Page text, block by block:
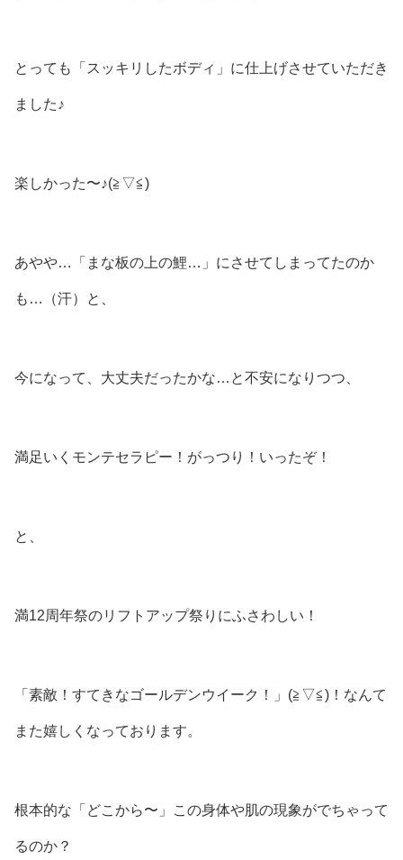
とっても「スッキリしたボディ」に仕上げさせていただき
ました♪
楽しかった〜♪(⁠≧⁠▽⁠≦⁠)
あやや…「まな板の上の鯉…」にさせてしまってたのか
も…（汗）と、
今になって、大丈夫だったかな…と不安になりつつ、
満足いくモンテセラピー！がっつり！いったぞ！
と、
満12周年祭のリフトアップ祭りにふさわしい！
「素敵！すてきなゴールデンウイーク！」(⁠≧⁠▽⁠≦⁠)！なんて
また嬉しくなっております。
根本的な「どこから〜」この身体や肌の現象がでちゃって
るのか？